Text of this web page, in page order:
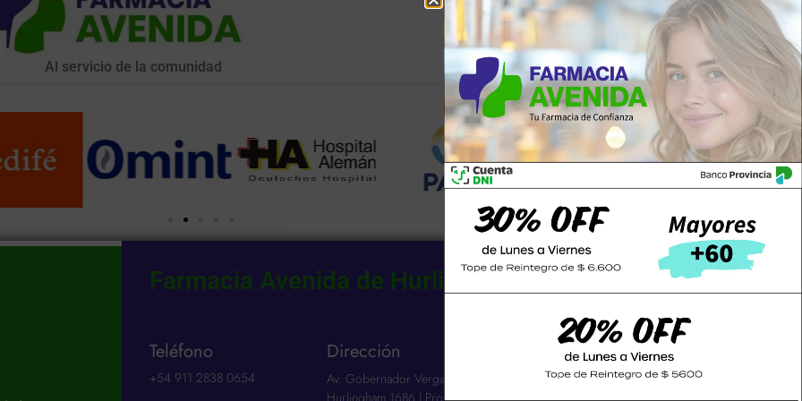
Al servicio de la comunidad
Farmacia Avenida de Hurlingham SCS
Teléfono
+54 911 2838 0654​
Dirección
Av. Gobernador Vergara 3263 |
avenidadehurlinghamscs@gmail.com